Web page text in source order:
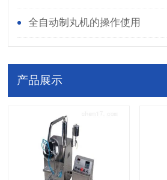
全自动制丸机的操作使用
产品展示